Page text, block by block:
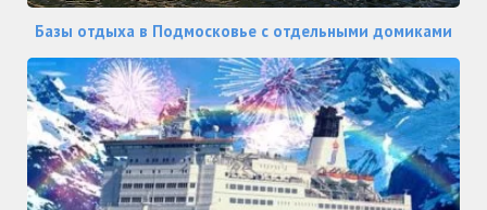
Базы отдыха в Подмосковье с отдельными домиками